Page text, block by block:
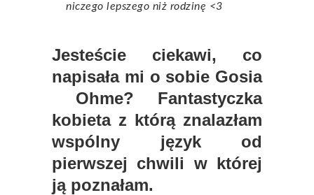
niczego lepszego niż rodzinę <3
Jesteście ciekawi, co
napisała mi o sobie Gosia
Ohme? Fantastyczka
kobieta z którą znalazłam
wspólny język od
pierwszej chwili w której
ją poznałam.